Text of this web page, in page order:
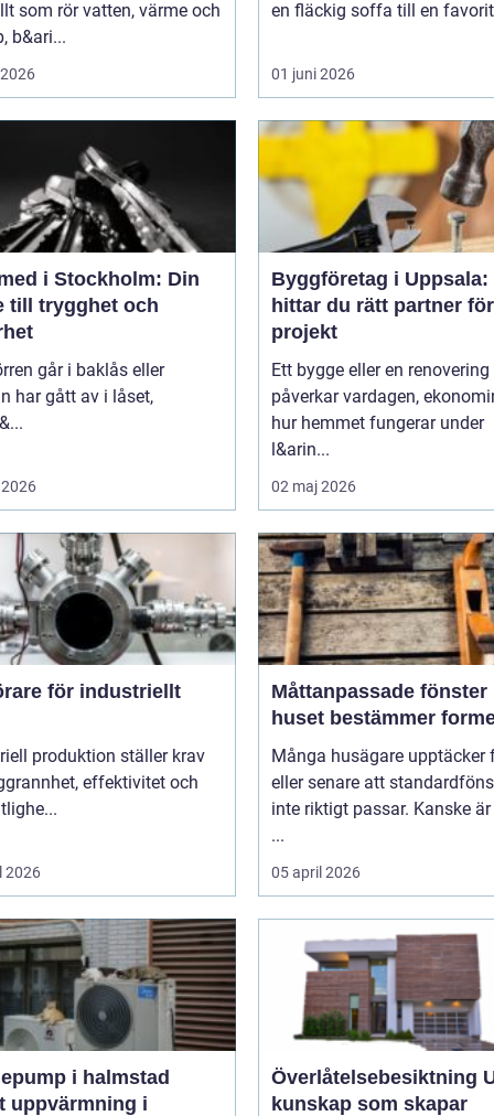
som rör vatten, värme och
b&ari...
en fläckig soffa till en
01 juni 2026
i Stockholm: Din
till trygghet och
går i baklås eller
har gått av i låset,
Byggföretag i Uppsala:
hittar du rätt partner
projekt
Ett bygge eller en renovering
påverkar vardagen,
hur hemmet fungerar under
l&arin...
02 maj 2026
för industriellt
produktion ställer krav
effektivitet och
2026
Måttanpassade fönster när
huset bestämmer
Många husägare upptäcker
eller senare att
inte riktigt passar. Kanske
...
05 april 2026
i halmstad
uppvärmning i
Överlåtelsebesiktning
kunskap som skapar